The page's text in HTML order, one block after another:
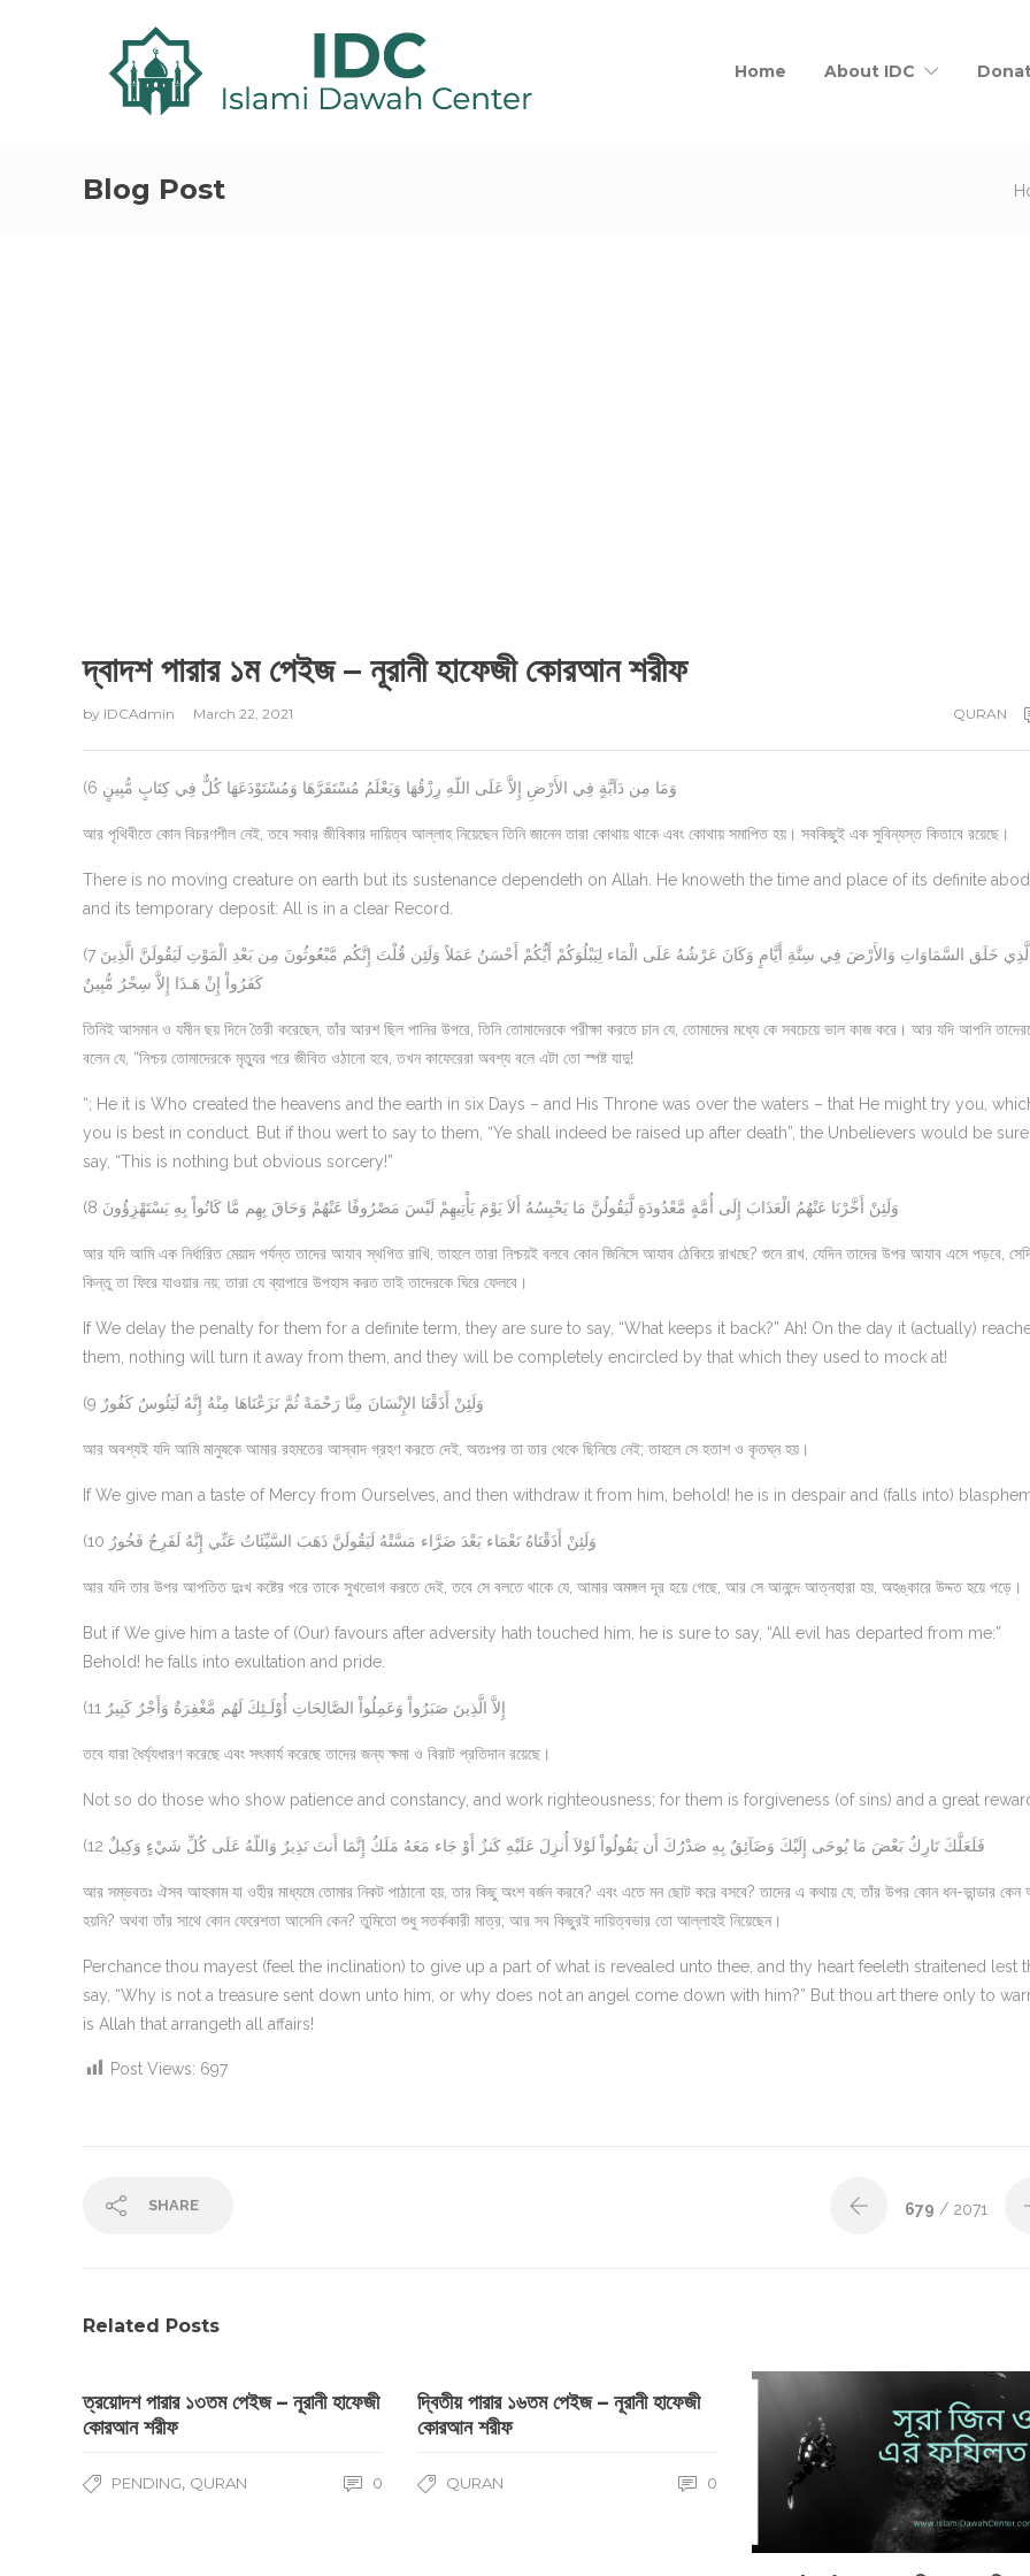
Home About IDC
Blog Post
দ্বাদশ পারার ১ম পেইজ – নূরানী হাফেজী কোরআন শরীফ
by IDCAdmin March 22, 2021 QURAN
(6 وَمَا مِن دَآبَّةٍ فِي الأَرْضِ إِلاَّ عَلَى اللّهِ رِزْقُهَا وَيَعْلَمُ مُسْتَقَرَّهَا وَمُسْتَوْدَعَهَا كُلٌّ فِي كِتَابٍ مُّبِينٍ
আর পৃথিবীতে কোন বিচরণশীল নেই, তবে সবার জীবিকার দায়িত্ব আল্লাহ নিয়েছেন তিনি জানেন তারা কোথায় থাকে এবং কোথায় সমাপিত হয়। সবকিছুই এক সুবিন্যস্ত কিতাবে রয়েছে।
There is no moving creature on earth but its sustenance dependeth on Allah. He knoweth the time and place of its definite
and its temporary deposit: All is in a clear Record.
(7 وَهُوَ الَّذِي خَلَق السَّمَاوَاتِ وَالأَرْضَ فِي سِتَّةِ أَيَّامٍ وَكَانَ عَرْشُهُ عَلَى الْمَاء لِيَبْلُوَكُمْ أَيُّكُمْ أَحْسَنُ عَمَلاً وَلَئِن قُلْتَ إِنَّكُم مَّبْعُوثُونَ مِن بَعْدِ الْمَوْتِ لَيَقُولَنَّ الَّذِينَ
كَفَرُواْ إِنْ هَـذَا إِلاَّ سِحْرٌ مُّبِينٌ
তিনিই আসমান ও যমীন ছয় দিনে তৈরী করেছেন, তাঁর আরশ ছিল পানির উপরে, তিনি তোমাদেরকে পরীক্ষা করতে চান যে, তোমাদের মধ্যে কে সবচেয়ে ভাল কাজ করে। আর যদি আপনি
বলেন যে, “নিশ্চয় তোমাদেরকে মৃত্যুর পরে জীবিত ওঠানো হবে, তখন কাফেরেরা অবশ্য বলে এটা তো স্পষ্ট যাদু!
“; He it is Who created the heavens and the earth in six Days – and His Throne was over the waters – that He might try you,
you is best in conduct. But if thou wert to say to them, “Ye shall indeed be raised up after death”, the Unbelievers would be
say, “This is nothing but obvious sorcery!”
(8 وَلَئِنْ أَخَّرْنَا عَنْهُمُ الْعَذَابَ إِلَى أُمَّةٍ مَّعْدُودَةٍ لَّيَقُولُنَّ مَا يَحْبِسُهُ أَلاَ يَوْمَ يَأْتِيهِمْ لَيْسَ مَصْرُوفًا عَنْهُمْ وَحَاقَ بِهِم مَّا كَانُواْ بِهِ يَسْتَهْزِؤُونَ
আর যদি আমি এক নির্ধারিত মেয়াদ পর্যন্ত তাদের আযাব স্থগিত রাখি, তাহলে তারা নিশ্চয়ই বলবে কোন জিনিসে আযাব ঠেকিয়ে রাখছে? শুনে রাখ, যেদিন তাদের উপর আযাব এসে পড়বে,
কিন্তু তা ফিরে যাওয়ার নয়; তারা যে ব্যাপারে উপহাস করত তাই তাদেরকে ঘিরে ফেলবে।
If We delay the penalty for them for a definite term, they are sure to say, “What keeps it back?” Ah! On the day it (actually)
them, nothing will turn it away from them, and they will be completely encircled by that which they used to mock at!
(9 وَلَئِنْ أَذَقْنَا الإِنْسَانَ مِنَّا رَحْمَةً ثُمَّ نَزَعْنَاهَا مِنْهُ إِنَّهُ لَيَئُوسٌ كَفُورٌ
আর অবশ্যই যদি আমি মানুষকে আমার রহমতের আস্বাদ গ্রহণ করতে দেই, অতঃপর তা তার থেকে ছিনিয়ে নেই; তাহলে সে হতাশ ও কৃতঘ্ন হয়।
If We give man a taste of Mercy from Ourselves, and then withdraw it from him, behold! he is in despair and (falls into)
(10 وَلَئِنْ أَذَقْنَاهُ نَعْمَاء بَعْدَ ضَرَّاء مَسَّتْهُ لَيَقُولَنَّ ذَهَبَ السَّيِّئَاتُ عَنِّي إِنَّهُ لَفَرِحٌ فَخُورٌ
আর যদি তার উপর আপতিত দুঃখ কষ্টের পরে তাকে সুখভোগ করতে দেই, তবে সে বলতে থাকে যে, আমার অমঙ্গল দূর হয়ে গেছে, আর সে আনন্দে আত্নহারা হয়, অহঙ্কারে উদ্দত হয়ে পড়ে।
But if We give him a taste of (Our) favours after adversity hath touched him, he is sure to say, “All evil has departed from me:”
Behold! he falls into exultation and pride.
(11 إِلاَّ الَّذِينَ صَبَرُواْ وَعَمِلُواْ الصَّالِحَاتِ أُوْلَـئِكَ لَهُم مَّغْفِرَةٌ وَأَجْرٌ كَبِيرٌ
তবে যারা ধৈর্য্যধারণ করেছে এবং সৎকার্য করেছে তাদের জন্য ক্ষমা ও বিরাট প্রতিদান রয়েছে।
Not so do those who show patience and constancy, and work righteousness; for them is forgiveness (of sins) and a great
(12 فَلَعَلَّكَ تَارِكٌ بَعْضَ مَا يُوحَى إِلَيْكَ وَضَآئِقٌ بِهِ صَدْرُكَ أَن يَقُولُواْ لَوْلاَ أُنزِلَ عَلَيْهِ كَنزٌ أَوْ جَاء مَعَهُ مَلَكٌ إِنَّمَا أَنتَ نَذِيرٌ وَاللّهُ عَلَى كُلِّ شَيْءٍ وَكِيلٌ
আর সম্ভবতঃ ঐসব আহকাম যা ওহীর মাধ্যমে তোমার নিকট পাঠানো হয়, তার কিছু অংশ বর্জন করবে? এবং এতে মন ছোট করে বসবে? তাদের এ কথায় যে, তাঁর উপর কোন ধন-ভান্ডার কেন
হয়নি? অথবা তাঁর সাথে কোন ফেরেশতা আসেনি কেন? তুমিতো শুধু সতর্ককারী মাত্র; আর সব কিছুরই দায়িত্বভার তো আল্লাহই নিয়েছেন।
Perchance thou mayest (feel the inclination) to give up a part of what is revealed unto thee, and thy heart feeleth straitened lest
say, “Why is not a treasure sent down unto him, or why does not an angel come down with him?” But thou art there only to
is Allah that arrangeth all affairs!
Post Views: 697
SHARE 679 / 2071
Related Posts
ত্রয়োদশ পারার ১৩তম পেইজ – নূরানী হাফেজী
কোরআন শরীফ
PENDING, QURAN 0
দ্বিতীয় পারার ১৬তম পেইজ – নূরানী হাফেজী
কোরআন শরীফ
QURAN 0